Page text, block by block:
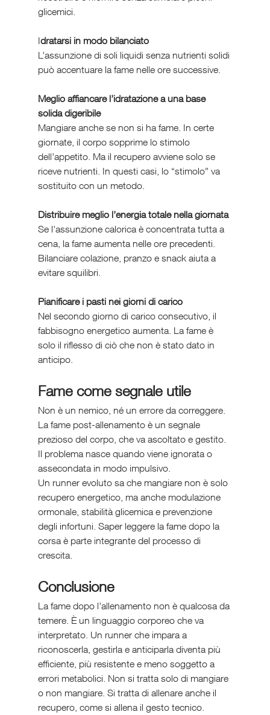
glicemici.
Idratarsi in modo bilanciato
L’assunzione di soli liquidi senza nutrienti solidi
può accentuare la fame nelle ore successive.
Meglio affiancare l’idratazione a una base
solida digeribile
Mangiare anche se non si ha fame. In certe
giornate, il corpo sopprime lo stimolo
dell’appetito. Ma il recupero avviene solo se
riceve nutrienti. In questi casi, lo “stimolo” va
sostituito con un metodo.
Distribuire meglio l’energia totale nella giornata
Se l’assunzione calorica è concentrata tutta a
cena, la fame aumenta nelle ore precedenti.
Bilanciare colazione, pranzo e snack aiuta a
evitare squilibri.
Pianificare i pasti nei giorni di carico
Nel secondo giorno di carico consecutivo, il
fabbisogno energetico aumenta. La fame è
solo il riflesso di ciò che non è stato dato in
anticipo.
Fame come segnale utile
Non è un nemico, né un errore da correggere.
La fame post-allenamento è un segnale
prezioso del corpo, che va ascoltato e gestito.
Il problema nasce quando viene ignorata o
assecondata in modo impulsivo.
Un runner evoluto sa che mangiare non è solo
recupero energetico, ma anche modulazione
ormonale, stabilità glicemica e prevenzione
degli infortuni. Saper leggere la fame dopo la
corsa è parte integrante del processo di
crescita.
Conclusione
La fame dopo l’allenamento non è qualcosa da
temere. È un linguaggio corporeo che va
interpretato. Un runner che impara a
riconoscerla, gestirla e anticiparla diventa più
efficiente, più resistente e meno soggetto a
errori metabolici. Non si tratta solo di mangiare
o non mangiare. Si tratta di allenare anche il
recupero, come si allena il gesto tecnico.